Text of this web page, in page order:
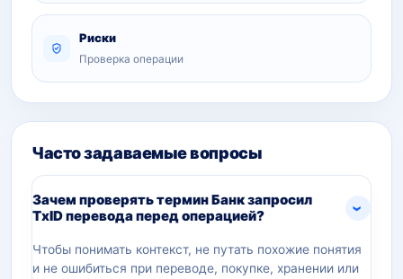
Риски
Проверка операции
Часто задаваемые вопросы
Зачем проверять термин Банк запросил
TxID перевода перед операцией?
Чтобы понимать контекст, не путать похожие понятия
и не ошибиться при переводе, покупке, хранении или